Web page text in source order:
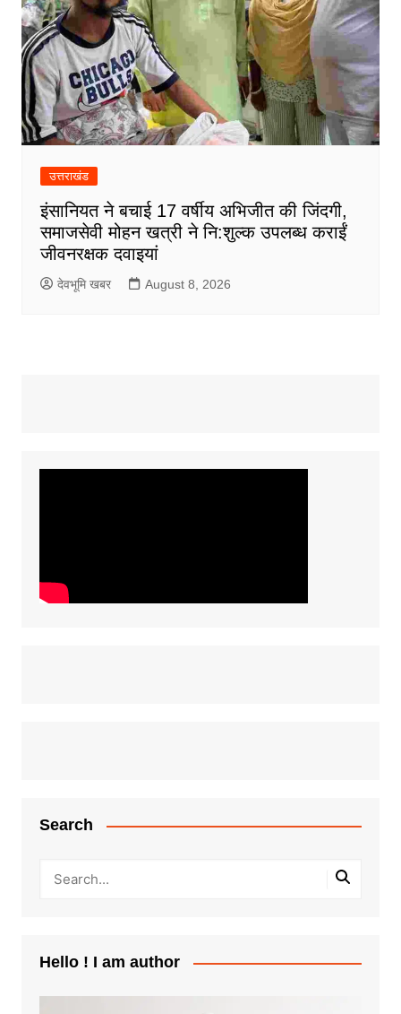
उत्तराखंड
इंसानियत ने बचाई 17 वर्षीय अभिजीत की जिंदगी,
समाजसेवी मोहन खत्री ने नि:शुल्क उपलब्ध कराईं
जीवनरक्षक दवाइयां
देवभूमि खबर August 8, 2026
Search
Hello ! I am author